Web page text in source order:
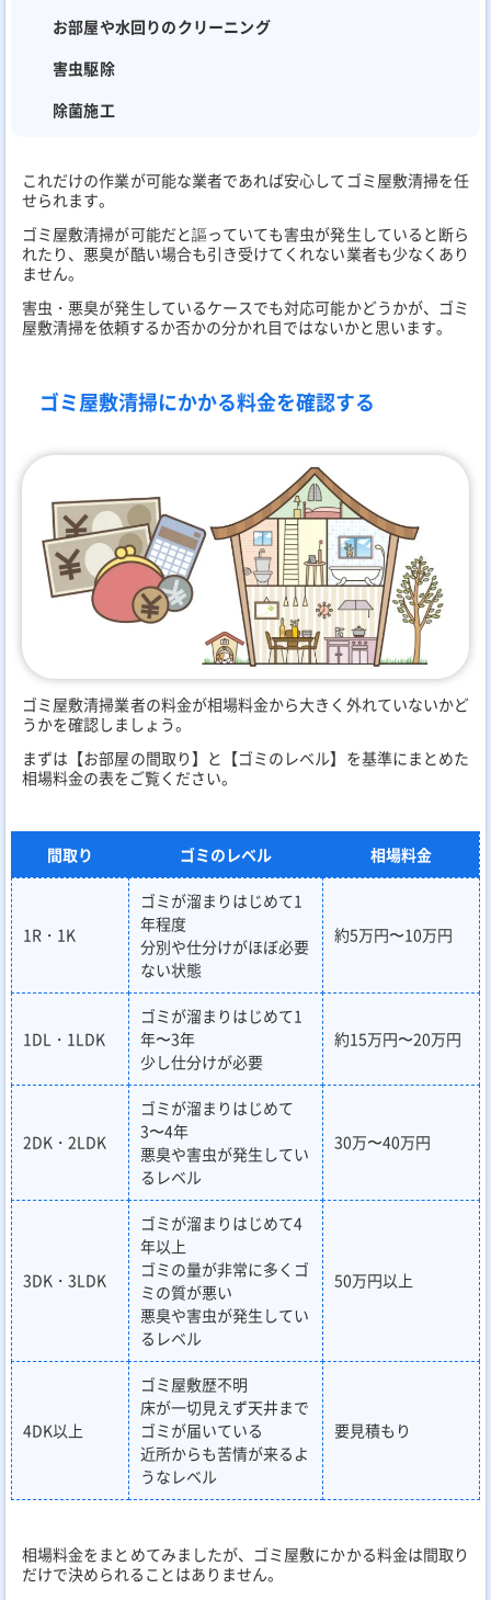
お部屋や水回りのクリーニング
害虫駆除
除菌施工
これだけの作業が可能な業者であれば安心してゴミ屋敷清掃を任
せられます。
ゴミ屋敷清掃が可能だと謳っていても害虫が発生していると断ら
れたり、悪臭が酷い場合も引き受けてくれない業者も少なくあり
ません。
害虫・悪臭が発生しているケースでも対応可能かどうかが、ゴミ
屋敷清掃を依頼するか否かの分かれ目ではないかと思います。
ゴミ屋敷清掃にかかる料金を確認する
ゴミ屋敷清掃業者の料金が相場料金から大きく外れていないかど
うかを確認しましょう。
まずは【お部屋の間取り】と【ゴミのレベル】を基準にまとめた
相場料金の表をご覧ください。
間取り ゴミのレベル 相場料金
1R・1K
ゴミが溜まりはじめて1
年程度
分別や仕分けがほぼ必要
ない状態
約5万円〜10万円
1DL・1LDK
ゴミが溜まりはじめて1
年〜3年
少し仕分けが必要
約15万円〜20万円
2DK・2LDK
ゴミが溜まりはじめて
3〜4年
悪臭や害虫が発生してい
るレベル
30万〜40万円
3DK・3LDK
ゴミが溜まりはじめて4
年以上
ゴミの量が非常に多くゴ
ミの質が悪い
悪臭や害虫が発生してい
るレベル
50万円以上
4DK以上
ゴミ屋敷歴不明
床が一切見えず天井まで
ゴミが届いている
近所からも苦情が来るよ
うなレベル
要見積もり
相場料金をまとめてみましたが、ゴミ屋敷にかかる料金は間取り
だけで決められることはありません。